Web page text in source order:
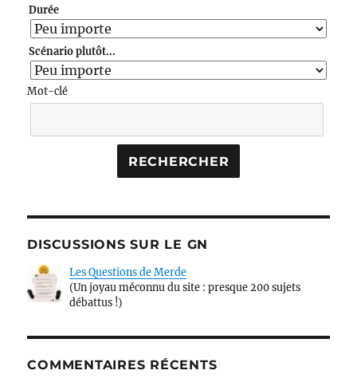
Durée
Scénario plutôt...
Mot-clé
DISCUSSIONS SUR LE GN
Les Questions de Merde
(Un joyau méconnu du site : presque 200 sujets
débattus !)
COMMENTAIRES RÉCENTS